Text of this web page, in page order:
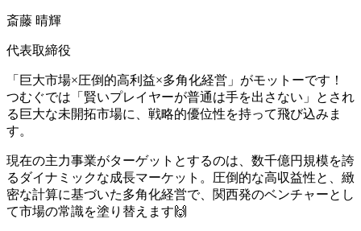
斎藤 晴輝
代表取締役
「巨大市場×圧倒的高利益×多角化経営」がモットーです！
つむぐでは「賢いプレイヤーが普通は手を出さない」とされ
る巨大な未開拓市場に、戦略的優位性を持って飛び込みま
す。
現在の主力事業がターゲットとするのは、数千億円規模を誇
るダイナミックな成長マーケット。圧倒的な高収益性と、緻
密な計算に基づいた多角化経営で、関西発のベンチャーとし
て市場の常識を塗り替えます🙌